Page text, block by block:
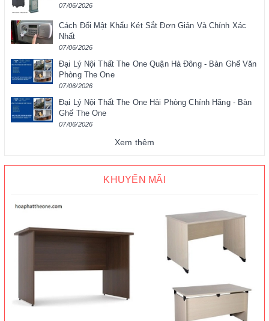
07/06/2026
Cách Đổi Mật Khẩu Két Sắt Đơn Giản Và Chính Xác
Nhất
07/06/2026
Đại Lý Nội Thất The One Quận Hà Đông - Bàn Ghế Văn
Phòng The One
07/06/2026
Đại Lý Nội Thất The One Hải Phòng Chính Hãng - Bàn
Ghế The One
07/06/2026
Xem thêm
KHUYẾN MÃI